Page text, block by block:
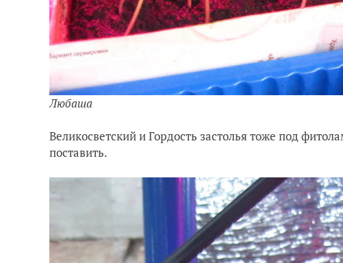
Любаша
Великосветский и Гордость застолья тоже под
поставить.